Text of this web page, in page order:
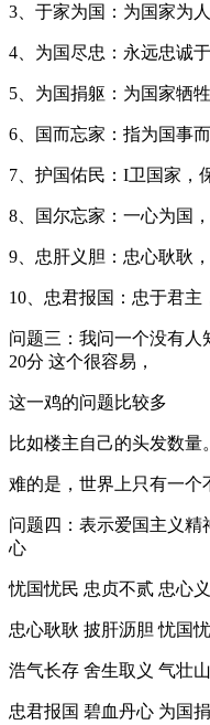
3、于家为国：为国家为人
4、为国尽忠：永远忠诚于
5、为国捐躯：为国家牺牲
6、国而忘家：指为国事而
7、护国佑民：I卫国家，
8、国尔忘家：一心为国，
9、忠肝义胆：忠心耿耿，
10、忠君报国：忠于君主
问题三：我问一个没有人
20分 这个很容易，
这一鸡的问题比较多
比如楼主自己的头发数量
难的是，世界上只有一个
问题四：表示爱国主义精
心
忧国忧民 忠贞不贰 忠心
忠心耿耿 披肝沥胆 忧国
浩气长存 舍生取义 气壮
忠君报国 碧血丹心 为国